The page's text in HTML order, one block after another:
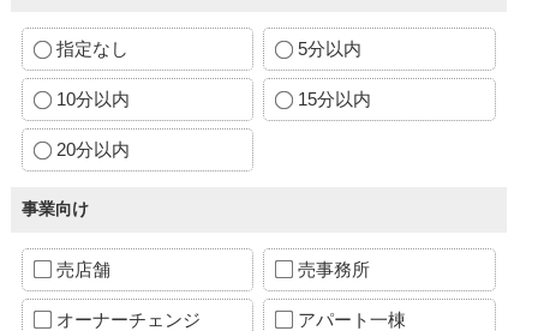
指定なし 5分以内
10分以内 15分以内
20分以内
事業向け
売店舗 売事務所
オーナーチェンジ アパート一棟